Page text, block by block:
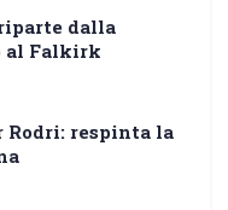
dalla
al Falkirk
Rodri: respinta la